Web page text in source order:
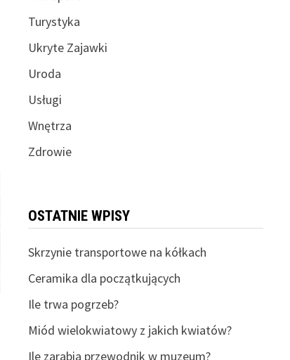
Turystyka
Ukryte Zajawki
Uroda
Usługi
Wnętrza
Zdrowie
OSTATNIE WPISY
Skrzynie transportowe na kółkach
Ceramika dla początkujących
Ile trwa pogrzeb?
Miód wielokwiatowy z jakich kwiatów?
Ile zarabia przewodnik w muzeum?